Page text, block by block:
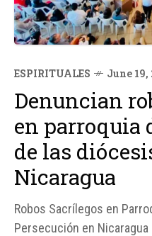
ESPIRITUALES June 19,
Denuncian
en parroquia
de las
Nicaragua
Robos Sacrílegos en
Persecución en